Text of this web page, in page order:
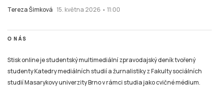
Tereza Šimková 15. května 2026 • 11:00
O NÁS
Stisk online je studentský multimediální zpravodajský deník tvořený
studenty Katedry mediálních studií a žurnalistiky z Fakulty sociálních
studií Masarykovy univerzity Brno v rámci studia jako cvičné médium.